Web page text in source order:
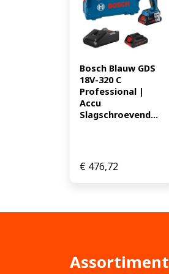
Bosch Blauw GDS
18V-320 C
Professional |
Accu
Slagschroevend...
€ 476,72
Assortiment